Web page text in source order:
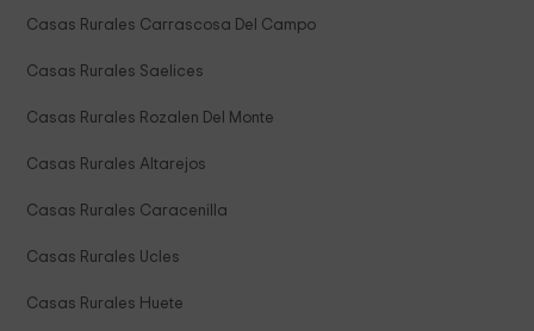
Casas Rurales Carrascosa Del Campo
Casas Rurales Saelices
Casas Rurales Rozalen Del Monte
Casas Rurales Altarejos
Casas Rurales Caracenilla
Casas Rurales Ucles
Casas Rurales Huete